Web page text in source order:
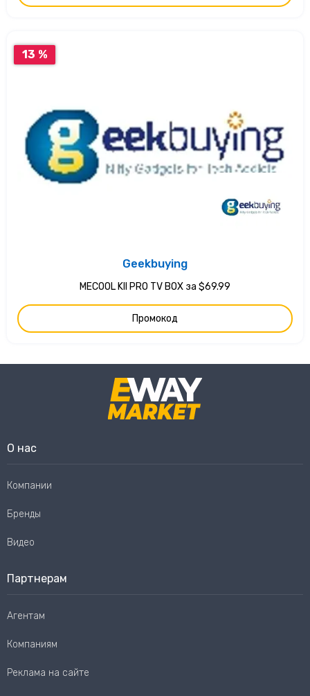
13 %
Geekbuying
MECOOL KII PRO TV BOX за $69.99
Промокод
О нас
Компании
Бренды
Видео
Партнерам
Агентам
Компаниям
Реклама на сайте